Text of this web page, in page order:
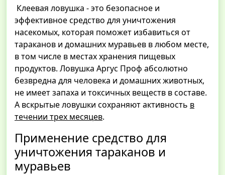
Клеевая ловушка - это безопасное и
эффективное средство для уничтожения
насекомых, которая поможет избавиться от
тараканов и домашних муравьев в любом месте,
в том числе в местах хранения пищевых
продуктов. Ловушка Аргус Проф абсолютно
безвредна для человека и домашних животных,
не имеет запаха и токсичных веществ в составе.
А вскрытые ловушки сохраняют активность в
течении трех месяцев.
Применение средство для
уничтожения тараканов и
муравьев